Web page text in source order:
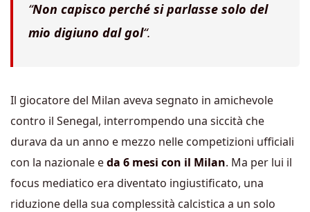
“Non capisco perché si parlasse solo del
mio digiuno dal gol“.
Il giocatore del Milan aveva segnato in amichevole
contro il Senegal, interrompendo una siccità che
durava da un anno e mezzo nelle competizioni ufficiali
con la nazionale eda 6 mesi con il Milan. Ma per lui il
focus mediatico era diventato ingiustificato, una
riduzione della sua complessità calcistica a un solo